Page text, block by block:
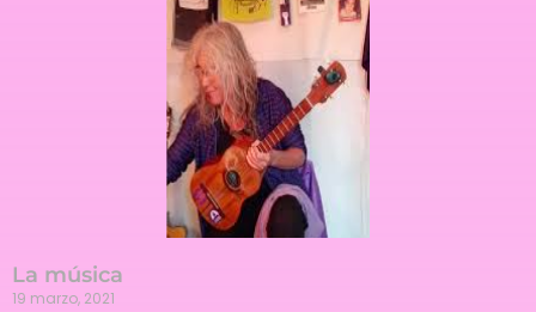
La música
19 marzo, 2021